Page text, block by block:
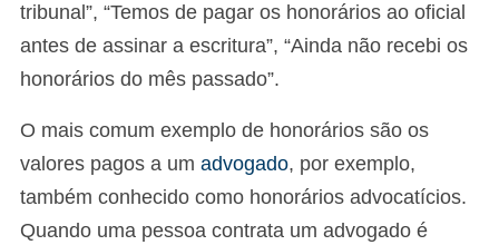
tribunal”, “Temos de pagar os honorários ao oficial
antes de assinar a escritura”, “Ainda não recebi os
honorários do mês passado”.
O mais comum exemplo de honorários são os
valores pagos a um advogado, por exemplo,
também conhecido como honorários advocatícios.
Quando uma pessoa contrata um advogado é